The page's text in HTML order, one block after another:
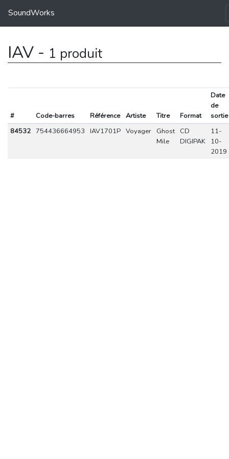
SoundWorks
IAV - 1 produit
# Code-barres Référence Artiste Titre Format
Date
de
sortie
84532
754436664953 IAV1701P Voyager
Ghost
Mile
CD
DIGIPAK
11-
10-
2019